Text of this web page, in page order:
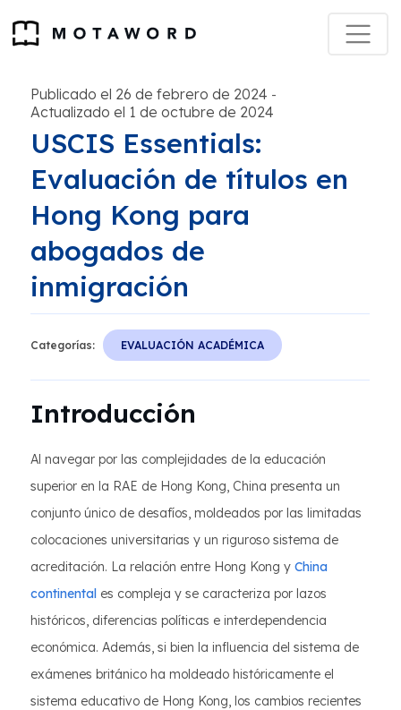
Publicado el 26 de febrero de 2024 -
Actualizado el 1 de octubre de 2024
USCIS Essentials:
Evaluación de títulos en
Hong Kong para
abogados de
inmigración
Categorías: EVALUACIÓN ACADÉMICA
Introducción
Al navegar por las complejidades de la educación
superior en la RAE de Hong Kong, China presenta un
conjunto único de desafíos, moldeados por las limitadas
colocaciones universitarias y un riguroso sistema de
acreditación. La relación entre Hong Kong y China
continental es compleja y se caracteriza por lazos
históricos, diferencias políticas e interdependencia
económica. Además, si bien la influencia del sistema de
exámenes británico ha moldeado históricamente el
sistema educativo de Hong Kong, los cambios recientes